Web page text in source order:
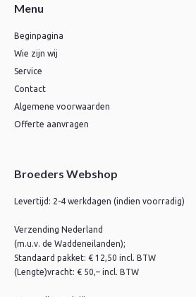
Menu
Beginpagina
Wie zijn wij
Service
Contact
Algemene voorwaarden
Offerte aanvragen
Broeders Webshop
Levertijd: 2-4 werkdagen (indien voorradig)
Verzending Nederland
(m.u.v. de Waddeneilanden);
Standaard pakket: € 12,50 incl. BTW
(Lengte)vracht: € 50,– incl. BTW